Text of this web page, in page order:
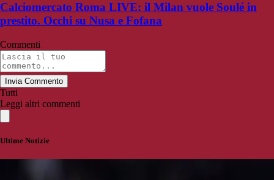
Calciomercato Roma LIVE: il Milan vuole Soulé in
prestito. Occhi su Nusa e Fofana
Commenti
Invia Commento
Tutti
Leggi altri commenti
Ultime Notizie